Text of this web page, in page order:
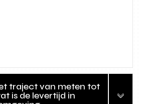
traject van meten tot
is de levertijd in